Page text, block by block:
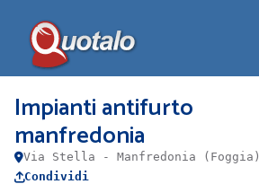
Impianti antifurto
manfredonia
Via Stella - Manfredonia (Foggia)
Condividi